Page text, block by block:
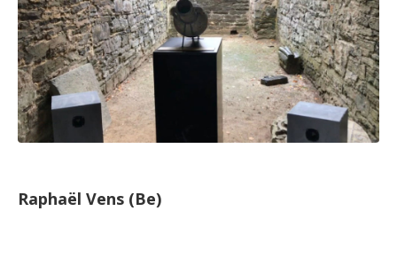
Raphaël Vens (Be)